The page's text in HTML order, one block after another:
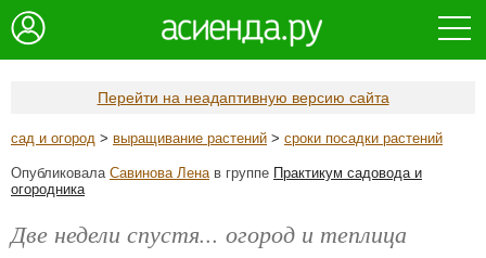
Перейти на неадаптивную версию сайта
сад и огород > выращивание растений > сроки посадки растений
Опубликовала Савинова Ленав группе Практикум садовода и
огородника
Две недели спустя... огород и теплица